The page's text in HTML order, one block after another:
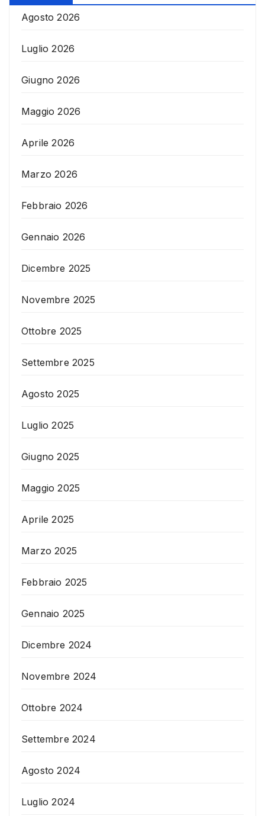
Agosto 2026
Luglio 2026
Giugno 2026
Maggio 2026
Aprile 2026
Marzo 2026
Febbraio 2026
Gennaio 2026
Dicembre 2025
Novembre 2025
Ottobre 2025
Settembre 2025
Agosto 2025
Luglio 2025
Giugno 2025
Maggio 2025
Aprile 2025
Marzo 2025
Febbraio 2025
Gennaio 2025
Dicembre 2024
Novembre 2024
Ottobre 2024
Settembre 2024
Agosto 2024
Luglio 2024